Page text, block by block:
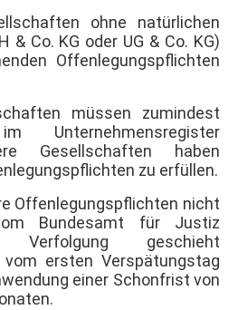
ohne natürlichen
& Co. KG oder UG & Co. KG)
Offenlegungspflichten
müssen zumindest
Unternehmensregister
Gesellschaften haben
zu erfüllen.
Offenlegungspflichten nicht
Bundesamt für Justiz
geschieht
ersten Verspätungstag
einer Schonfrist von